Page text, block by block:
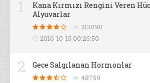
Kana Kırmızı Rengini Veren
Alyuvarlar
213090
2016-10-15 00:26:50
2 Gece Salgılanan Hormonlar
48759